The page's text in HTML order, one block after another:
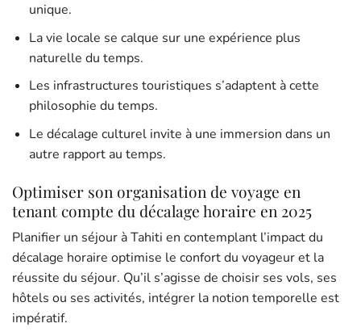
unique.
La vie locale se calque sur une expérience plus
naturelle du temps.
Les infrastructures touristiques s’adaptent à cette
philosophie du temps.
Le décalage culturel invite à une immersion dans un
autre rapport au temps.
Optimiser son organisation de voyage en
tenant compte du décalage horaire en 2025
Planifier un séjour à Tahiti en contemplant l’impact du
décalage horaire optimise le confort du voyageur et la
réussite du séjour. Qu’il s’agisse de choisir ses vols, ses
hôtels ou ses activités, intégrer la notion temporelle est
impératif.